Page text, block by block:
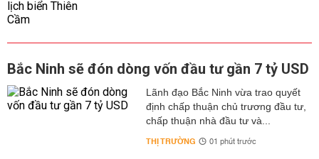
Bắc Ninh sẽ đón dòng vốn đầu tư gần 7 tỷ USD
Lãnh đạo Bắc Ninh vừa trao quyết
định chấp thuận chủ trương đầu tư,
chấp thuận nhà đầu tư và...
THỊ TRƯỜNG 01 phút trước